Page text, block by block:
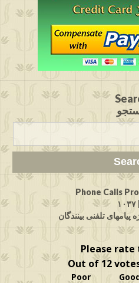
Phone Calls
Please rate
Out of 12
Poor